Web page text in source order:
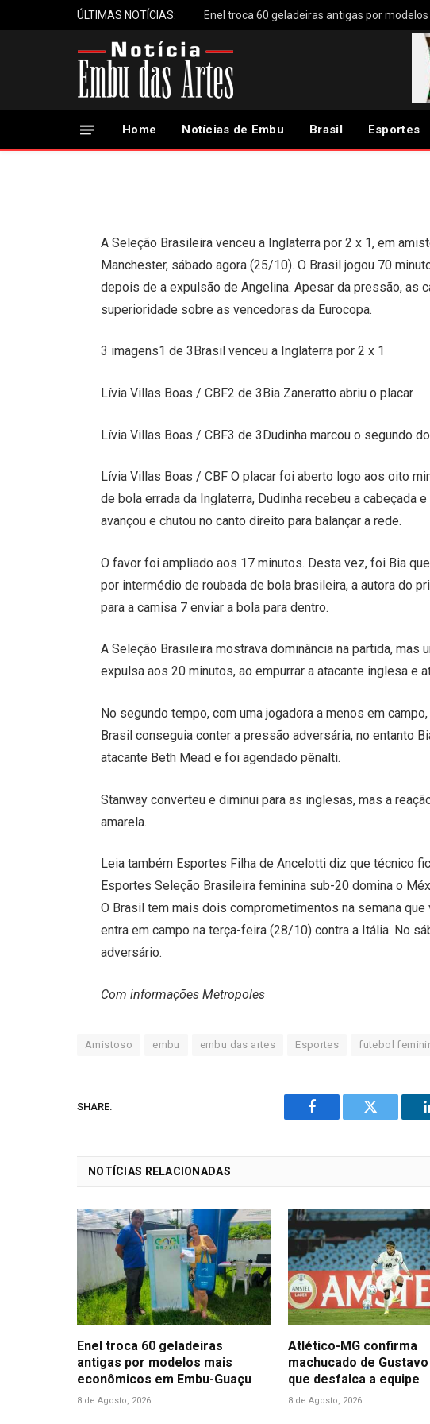
ÚLTIMAS NOTÍCIAS:
Home Notícias de Embu Brasil Esportes
Com uma a menos,
Inglaterra em jogo
26 de Outubro, 2025
A Seleção Brasileira venceu a Inglaterra por 2 x 1, em
Manchester, sábado agora (25/10). O Brasil jogou 70
depois de a expulsão de Angelina. Apesar da pressão, as
superioridade sobre as vencedoras da Eurocopa.
3 imagens1 de 3Brasil venceu a Inglaterra por 2 x 1
Lívia Villas Boas / CBF2 de 3Bia Zaneratto abriu o placar
Lívia Villas Boas / CBF3 de 3Dudinha marcou o segundo
Lívia Villas Boas / CBF O placar foi aberto logo aos oito
de bola errada da Inglaterra, Dudinha recebeu a cabeçada
avançou e chutou no canto direito para balançar a rede.
O favor foi ampliado aos 17 minutos. Desta vez, foi Bia
por intermédio de roubada de bola brasileira, a autora do
para a camisa 7 enviar a bola para dentro.
A Seleção Brasileira mostrava dominância na partida,
expulsa aos 20 minutos, ao empurrar a atacante inglesa e
No segundo tempo, com uma jogadora a menos em
Brasil conseguia conter a pressão adversária, no entanto
atacante Beth Mead e foi agendado pênalti.
Stanway converteu e diminui para as inglesas, mas a
amarela.
Leia também Esportes Filha de Ancelotti diz que técnico
Esportes Seleção Brasileira feminina sub-20 domina o
O Brasil tem mais dois comprometimentos na semana que
entra em campo na terça-feira (28/10) contra a Itália. No
adversário.
Com informações Metropoles
Amistoso embu embu das artes Esportes futebol
SHARE.
Facebook Twitter
NOTÍCIAS RELACIONADAS
Enel troca 60 geladeiras
antigas por modelos mais
econômicos em Embu-Guaçu
8 de Agosto, 2026
Atlético-MG confirma
machucado de
que desfalca a equipe
8 de Agosto, 2026